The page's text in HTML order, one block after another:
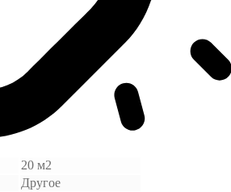
20 м2
Другое